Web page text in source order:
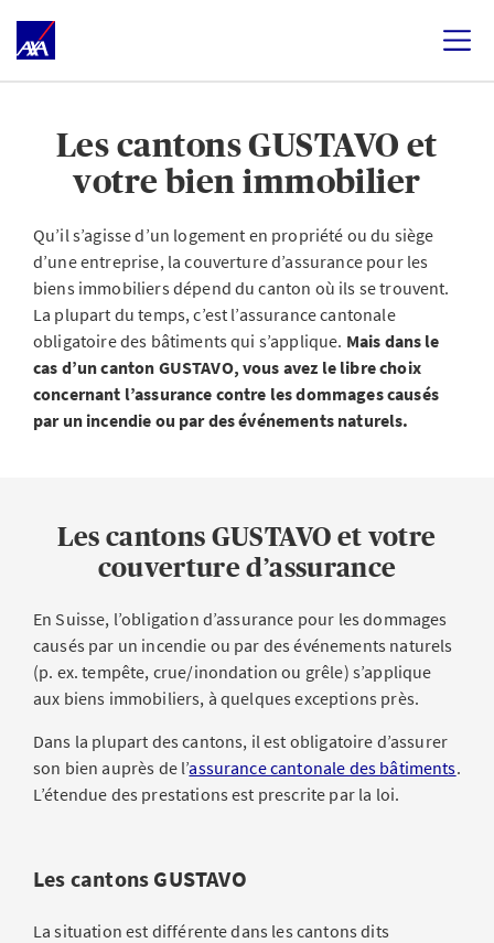
Les cantons GUSTAVO et
votre bien immobilier
Qu’il s’agisse d’un logement en propriété ou du siège
d’une entreprise, la couverture d’assurance pour les
biens immobiliers dépend du canton où ils se trouvent.
La plupart du temps, c’est l’assurance cantonale
obligatoire des bâtiments qui s’applique. Mais dans le
cas d’un canton GUSTAVO, vous avez le libre choix
concernant l’assurance contre les dommages causés
par un incendie ou par des événements naturels.
Les cantons GUSTAVO et votre
couverture d’assurance
En Suisse, l’obligation d’assurance pour les dommages
causés par un incendie ou par des événements naturels
(p. ex. tempête, crue/inondation ou grêle) s’applique
aux biens immobiliers, à quelques exceptions près.
Dans la plupart des cantons, il est obligatoire d’assurer
son bien auprès de l’assurance cantonale des bâtiments.
L’étendue des prestations est prescrite par la loi.
Les cantons GUSTAVO
La situation est différente dans les cantons dits